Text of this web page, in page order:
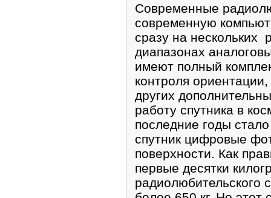
Современные
современную
сразу на нескольких
диапазонах
имеют полный
контроля
других
работу спутника в
последние годы
спутник цифровые
поверхности. Как
первые десятки
радиолюбительского